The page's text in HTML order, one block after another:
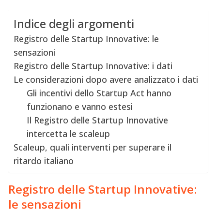
Indice degli argomenti
Registro delle Startup Innovative: le
sensazioni
Registro delle Startup Innovative: i dati
Le considerazioni dopo avere analizzato i dati
Gli incentivi dello Startup Act hanno
funzionano e vanno estesi
Il Registro delle Startup Innovative
intercetta le scaleup
Scaleup, quali interventi per superare il
ritardo italiano
Registro delle Startup Innovative:
le sensazioni